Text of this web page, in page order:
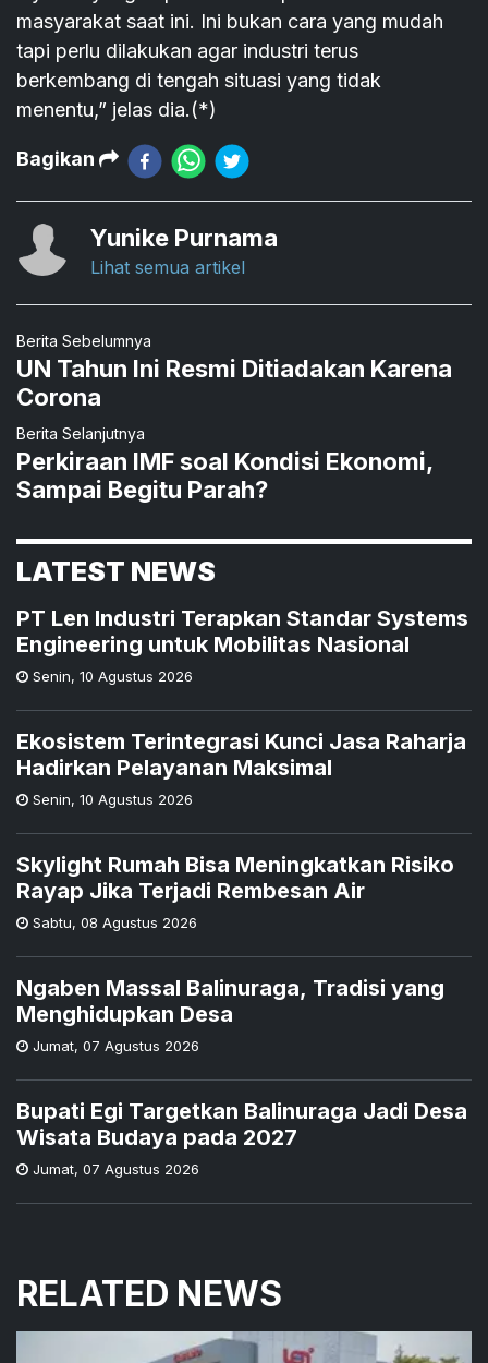
masyarakat saat ini. Ini bukan cara yang mudah
tapi perlu dilakukan agar industri terus
berkembang di tengah situasi yang tidak
menentu,” jelas dia.(*)
Bagikan
Yunike Purnama
Lihat semua artikel
Berita Sebelumnya
UN Tahun Ini Resmi Ditiadakan Karena
Corona
Berita Selanjutnya
Perkiraan IMF soal Kondisi Ekonomi,
Sampai Begitu Parah?
LATEST NEWS
PT Len Industri Terapkan Standar Systems
Engineering untuk Mobilitas Nasional
Senin, 10 Agustus 2026
Ekosistem Terintegrasi Kunci Jasa Raharja
Hadirkan Pelayanan Maksimal
Senin, 10 Agustus 2026
Skylight Rumah Bisa Meningkatkan Risiko
Rayap Jika Terjadi Rembesan Air
Sabtu, 08 Agustus 2026
Ngaben Massal Balinuraga, Tradisi yang
Menghidupkan Desa
Jumat, 07 Agustus 2026
Bupati Egi Targetkan Balinuraga Jadi Desa
Wisata Budaya pada 2027
Jumat, 07 Agustus 2026
RELATED NEWS